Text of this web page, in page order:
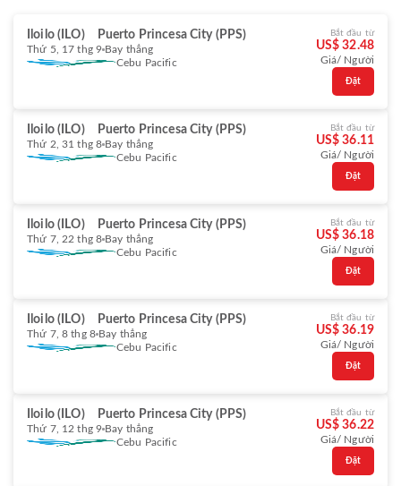
Iloilo (ILO) Puerto Princesa City (PPS)
Thứ 5, 17 thg 9 Bay thẳng
Cebu Pacific
Bắt đầu từ
US$ 32.48
Giá/ Người
Đặt
Iloilo (ILO) Puerto Princesa City (PPS)
Thứ 2, 31 thg 8 Bay thẳng
Cebu Pacific
Bắt đầu từ
US$ 36.11
Giá/ Người
Đặt
Iloilo (ILO) Puerto Princesa City (PPS)
Thứ 7, 22 thg 8 Bay thẳng
Cebu Pacific
Bắt đầu từ
US$ 36.18
Giá/ Người
Đặt
Iloilo (ILO) Puerto Princesa City (PPS)
Thứ 7, 8 thg 8 Bay thẳng
Cebu Pacific
Bắt đầu từ
US$ 36.19
Giá/ Người
Đặt
Iloilo (ILO) Puerto Princesa City (PPS)
Thứ 7, 12 thg 9 Bay thẳng
Cebu Pacific
Bắt đầu từ
US$ 36.22
Giá/ Người
Đặt